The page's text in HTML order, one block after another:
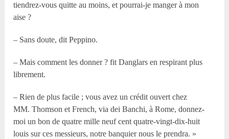
tiendrez-vous quitte au moins, et pourrai-je manger à mon
aise ?
– Sans doute, dit Peppino.
– Mais comment les donner ? fit Danglars en respirant plus
librement.
– Rien de plus facile ; vous avez un crédit ouvert chez
MM. Thomson et French, via dei Banchi, à Rome, donnez-
moi un bon de quatre mille neuf cent quatre-vingt-dix-huit
louis sur ces messieurs, notre banquier nous le prendra. »